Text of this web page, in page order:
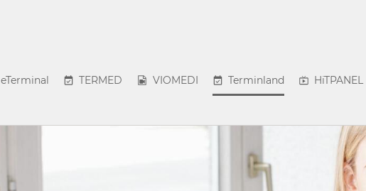
eTerminal TERMED VIOMEDI Terminland HiTPANEL